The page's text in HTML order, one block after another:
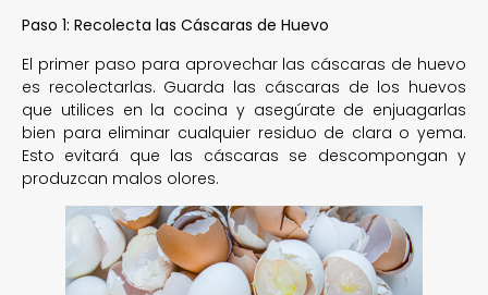
Paso 1: Recolecta las Cáscaras de Huevo
El primer paso para aprovechar las cáscaras de huevo
es recolectarlas. Guarda las cáscaras de los huevos
que utilices en la cocina y asegúrate de enjuagarlas
bien para eliminar cualquier residuo de clara o yema.
Esto evitará que las cáscaras se descompongan y
produzcan malos olores.